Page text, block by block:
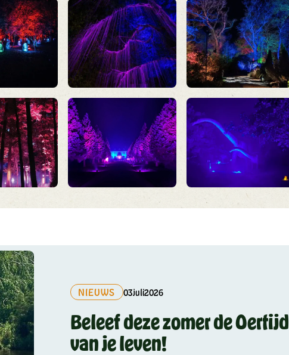
NIEUWS 03juli2026
Beleef deze zomer de Oertijd
van je leven!